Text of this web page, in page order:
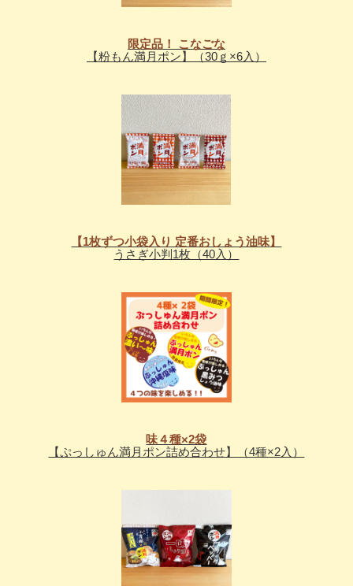
限定品！ こなごな
【粉もん満月ポン】（30ｇ×6入）
【1枚ずつ小袋入り 定番おしょう油味】
うさぎ小判1枚（40入）
味４種×2袋
【ぷっしゅん満月ポン詰め合わせ】（4種×2入）